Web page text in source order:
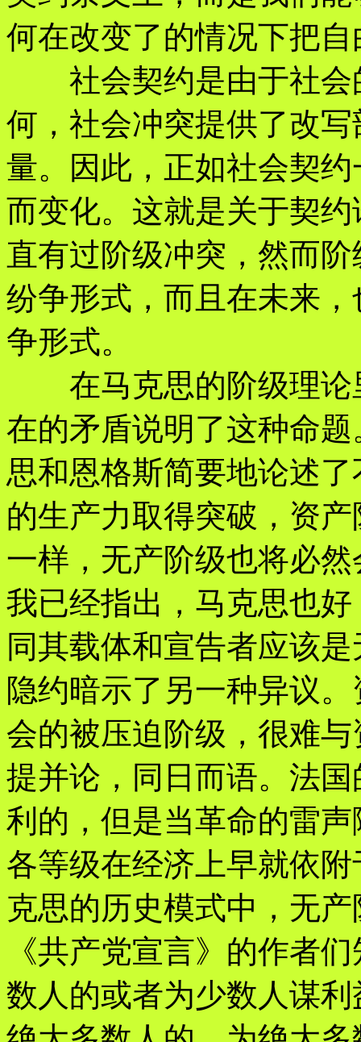
何在改变了的情况下把
社会契约是由于社会
何，社会冲突提供了改
量。因此，正如社会契
而变化。这就是关于契
直有过阶级冲突，然而
纷争形式，而且在未来
争形式。
在马克思的阶级理论
在的矛盾说明了这种命
思和恩格斯简要地论述
的生产力取得突破，资
一样，无产阶级也将必
我已经指出，马克思也
同其载体和宣告者应该
隐约暗示了另一种异议
会的被压迫阶级，很难
提并论，同日而语。法
利的，但是当革命的雷
各等级在经济上早就依
克思的历史模式中，无
《共产党宣言》的作者
数人的或者为少数人谋